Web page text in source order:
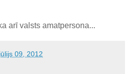
arī valsts amatpersona...
09, 2012